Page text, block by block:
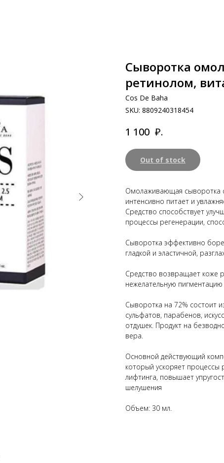
Cыворотка
ретинолом,
Cos De Baha
SKU: 8809240318454
1 100 ₽.
Out of stock
Омолаживающая сыворотка
интенсивно питает и
Средство способствует
процессы регенерации,
Сыворотка эффективно
гладкой и эластичной,
Средство возвращает коже
нежелательную пигментацию
Сыворотка на 72% состоит
сульфатов, парабенов,
отдушек. Продукт на
вера.
Основной действующий
который ускоряет процессы
лифтинга, повышает
шелушения
Объем: 30 мл.